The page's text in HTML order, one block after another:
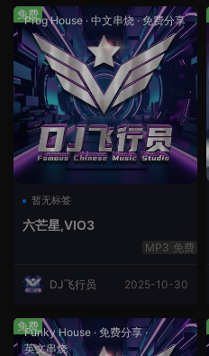
Prog House · 中文串烧·免费分享
暂无标签
六芒星,VIO3
免费
DJ飞行员 2025-10-30
免费
Funky House · 免费分享·
英文串烧
免费